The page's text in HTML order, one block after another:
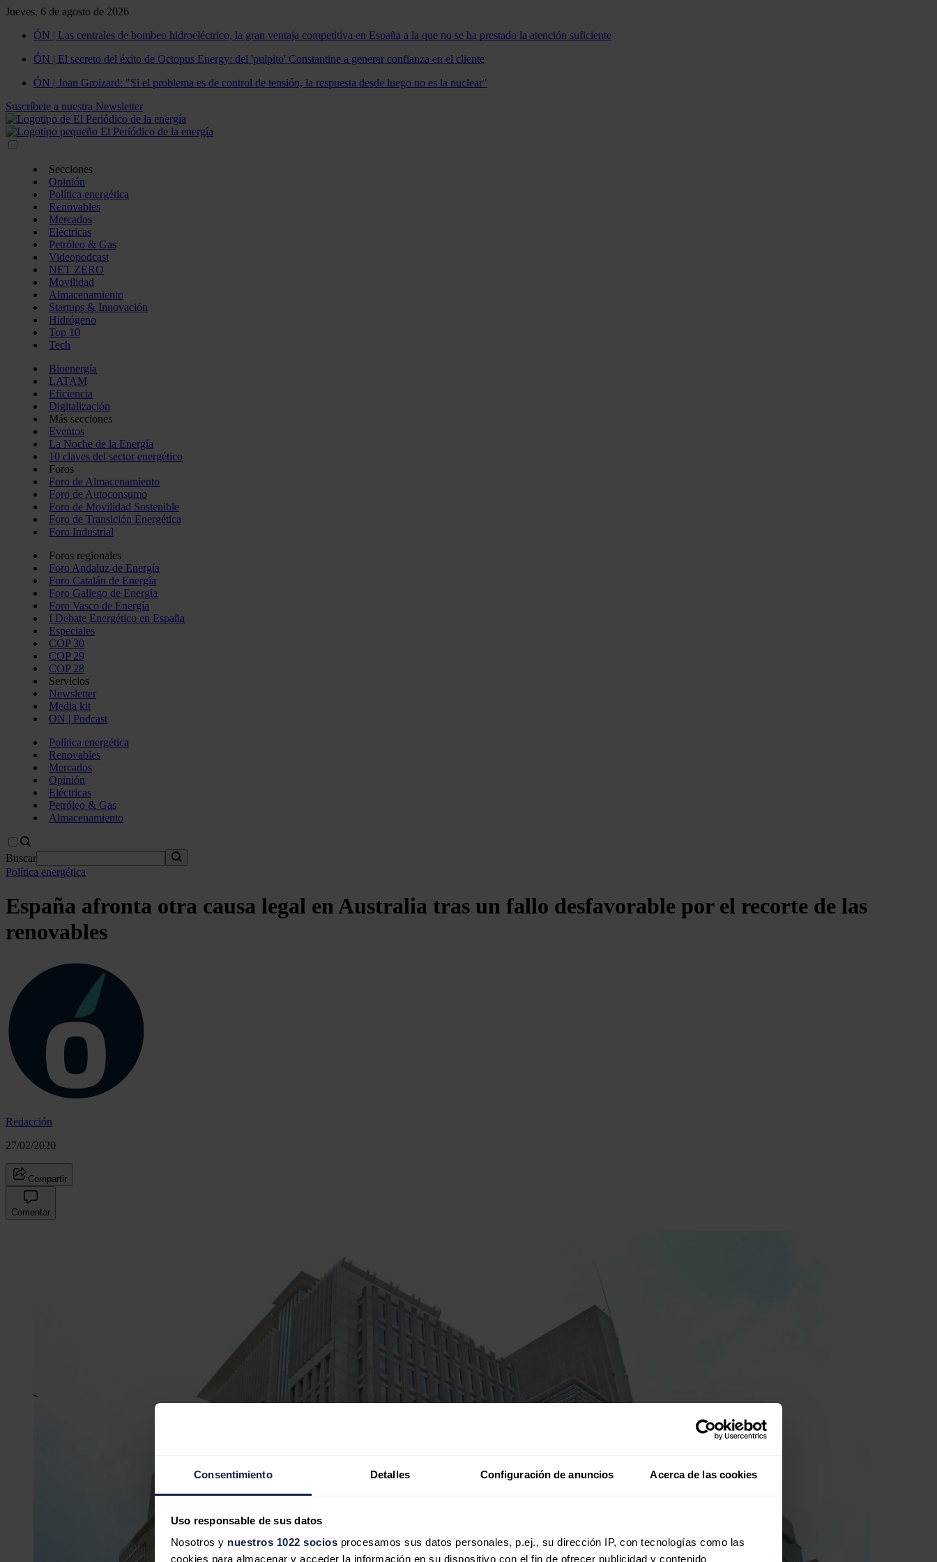
Consentimiento Detalles Configuración de anuncios Acerca de las cookies
Uso responsable de sus datos
Nosotros y nuestros 1022 socios procesamos sus datos personales, p.ej., su dirección IP, con tecnologías como las
cookies para almacenar y acceder la información en su dispositivo con el fin de ofrecer publicidad y contenido
Jueves, 6 de agosto de 2026
ÓN | Las centrales de bombeo hidroeléctrico, la gran ventaja competitiva en España a la que no se ha prestado la atención suficiente
ÓN | El secreto del éxito de Octopus Energy: del 'pulpito' Constantine a generar confianza en el cliente
ÓN | Joan Groizard: "Si el problema es de control de tensión, la respuesta desde luego no es la nuclear"
Suscríbete a nuestra Newsletter
Secciones
Opinión
Política energética
Renovables
Mercados
Eléctricas
Petróleo & Gas
Videopodcast
NET ZERO
Movilidad
Almacenamiento
Startups & Innovación
Hidrógeno
Top 10
Tech
Bioenergía
LATAM
Eficiencia
Digitalización
Más secciones
Eventos
La Noche de la Energía
10 claves del sector energético
Foros
Foro de Almacenamiento
Foro de Autoconsumo
Foro de Movilidad Sostenible
Foro de Transición Energética
Foro Industrial
Foros regionales
Foro Andaluz de Energía
Foro Catalán de Energía
Foro Gallego de Energía
Foro Vasco de Energía
I Debate Energético en España
Especiales
COP 30
COP 29
COP 28
Servicios
Newsletter
Media kit
ON | Podcast
Política energética
Renovables
Mercados
Opinión
Eléctricas
Petróleo & Gas
Almacenamiento
Buscar
Política energética
España afronta otra causa legal en Australia tras un fallo desfavorable por el recorte de las
renovables
Redacción
27/02/2020
Compartir
Comentar